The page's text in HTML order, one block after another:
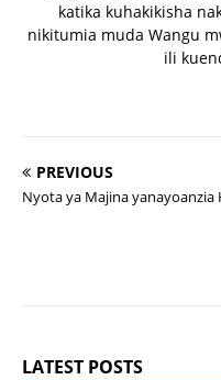
katika kuhakikisha
nikitumia muda Wangu
ili
PREVIOUS
Nyota ya Majina yanayoanzia
LATEST POSTS